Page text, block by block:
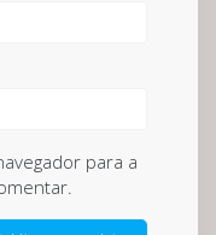
para a